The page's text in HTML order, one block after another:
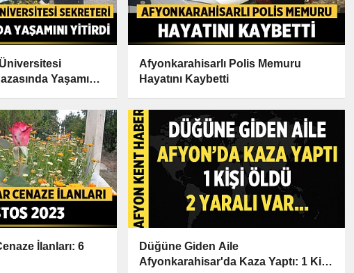
Yaşamını
Afyonkarahisarlı Polis Memuru
Hayatını Kaybetti
İlanları: 6
Düğüne Giden Aile
Afyonkarahisar'da Kaza Yaptı: 1 Kişi